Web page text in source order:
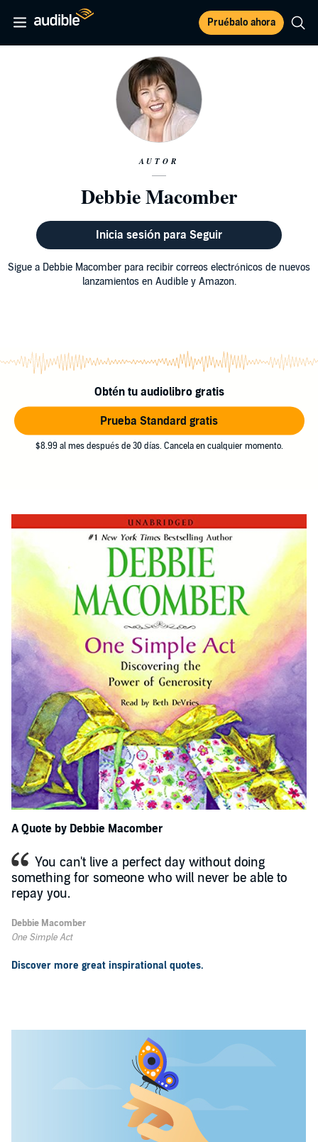
Pruébalo ahora
AUTOR
Debbie Macomber
Inicia sesión para Seguir
Sigue a Debbie Macomber para recibir correos electrónicos de nuevos
lanzamientos en Audible y Amazon.
Obtén tu audiolibro gratis
Prueba Standard gratis
$8.99 al mes después de 30 días. Cancela en cualquier momento.
A Quote by Debbie Macomber
You can't live a perfect day without doing
something for someone who will never be able to
repay you.
Debbie Macomber
One Simple Act
Discover more great inspirational quotes.